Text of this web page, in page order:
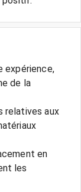
expérience,
de la
relatives aux
en
les